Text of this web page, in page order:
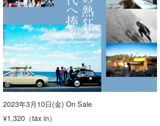
2023年3月10日(金) On Sale
¥1,320（tax in）